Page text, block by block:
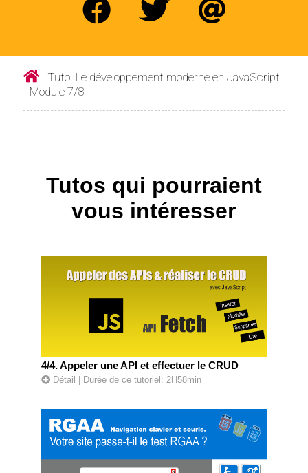
Tuto. Le développement moderne en JavaScript
- Module 7/8
Tutos qui pourraient
vous intéresser
4/4. Appeler une API et effectuer le CRUD
Détail | Durée de ce tutoriel: 2H58min